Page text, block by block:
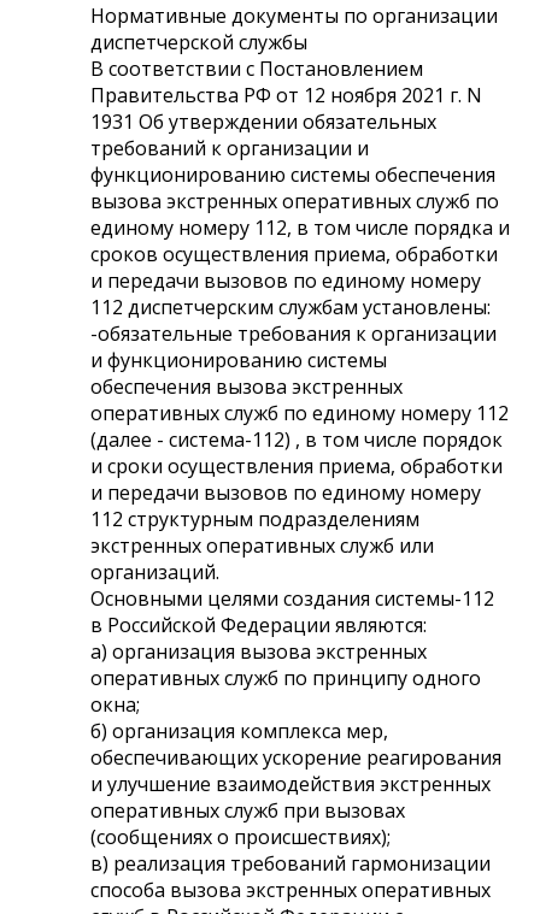
Нормативные документы по организации
диспетчерской службы
В соответствии с Постановлением
Правительства РФ от 12 ноября 2021 г. N
1931 Об утверждении обязательных
требований к организации и
функционированию системы обеспечения
вызова экстренных оперативных служб по
единому номеру 112, в том числе порядка и
сроков осуществления приема, обработки
и передачи вызовов по единому номеру
112 диспетчерским службам установлены:
-обязательные требования к организации
и функционированию системы
обеспечения вызова экстренных
оперативных служб по единому номеру 112
(далее - система-112) , в том числе порядок
и сроки осуществления приема, обработки
и передачи вызовов по единому номеру
112 структурным подразделениям
экстренных оперативных служб или
организаций.
Основными целями создания системы-112
в Российской Федерации являются:
а) организация вызова экстренных
оперативных служб по принципу одного
окна;
б) организация комплекса мер,
обеспечивающих ускорение реагирования
и улучшение взаимодействия экстренных
оперативных служб при вызовах
(сообщениях о происшествиях);
в) реализация требований гармонизации
способа вызова экстренных оперативных